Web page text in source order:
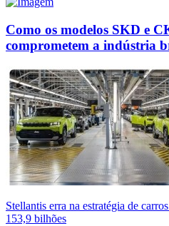
Como os modelos SKD e
comprometem a indústria
Stellantis erra na estratégia de
153,9 bilhões